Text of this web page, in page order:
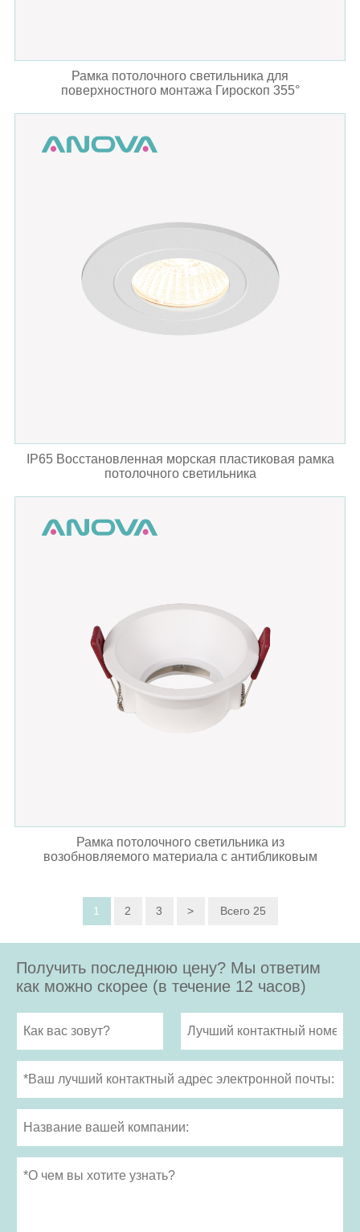
Рамка потолочного светильника для
поверхностного монтажа Гироскоп 355°
IP65 Восстановленная морская пластиковая рамка
потолочного светильника
Рамка потолочного светильника из
возобновляемого материала с антибликовым
1 2 3 > Всего 25
Получить последнюю цену? Мы ответим
как можно скорее (в течение 12 часов)